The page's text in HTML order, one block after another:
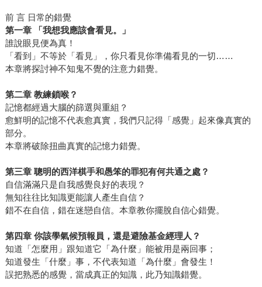
前 言 日常的錯覺
第一章 「我想我應該會看見。」
誰說眼見便為真！
「看到」不等於「看見」，你只看見你準備看見的一切……
本章將探討神不知鬼不覺的注意力錯覺。
第二章 教練鎖喉？
記憶都經過大腦的篩選與重組？
愈鮮明的記憶不代表愈真實，我們只記得「感覺」起來像真實的
部分。
本章將破除扭曲真實的記憶力錯覺。
第三章 聰明的西洋棋手和愚笨的罪犯有何共通之處？
自信滿滿只是自我感覺良好的表現？
無知往往比知識更能讓人產生自信？
錯不在自信，錯在迷戀自信。本章教你擺脫自信心錯覺。
第四章 你該學氣候預報員，還是避險基金經理人？
知道「怎麼用」跟知道它「為什麼」能被用是兩回事；
知道發生「什麼」事，不代表知道「為什麼」會發生！
誤把熟悉的感覺，當成真正的知識，此乃知識錯覺。